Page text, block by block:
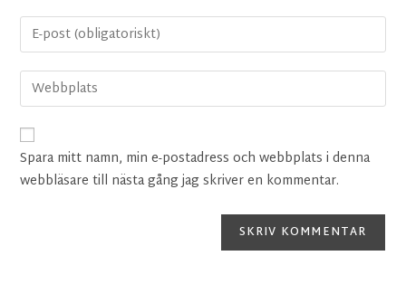
Spara mitt namn, min e-postadress och webbplats i denna
webbläsare till nästa gång jag skriver en kommentar.